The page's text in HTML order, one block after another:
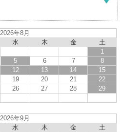
2026年8月
水 木 金
土
1
5 6 7
8
12 13 14
15
19 20 21
22
26 27 28
29
2026年9月
水 木 金
土